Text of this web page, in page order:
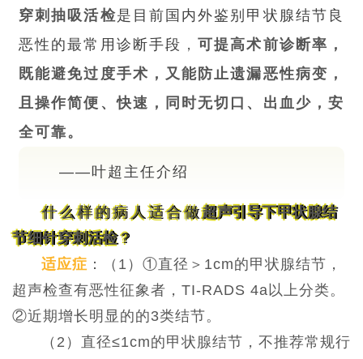
穿刺抽吸活检是目前国内外鉴别甲状腺结节良
恶性的最常用诊断手段 ，可提高术前诊断率，
既能避免过度手术，又能防止遗漏恶性病变，
且操作简便、快速，同时无切口、出血少，安
全可靠。
——叶超主任介绍
什么样的病人适合做超声引导下甲状腺结
节细针穿刺活检？
适应症 ：（ 1）①直径＞1cm的甲状腺结节，
超声检查有恶性征象者 ，TI-RADS 4a以上分类。
②近期增长明显的的3类结节。
（ 2）直径≤1cm的甲状腺结节，不推荐常规行